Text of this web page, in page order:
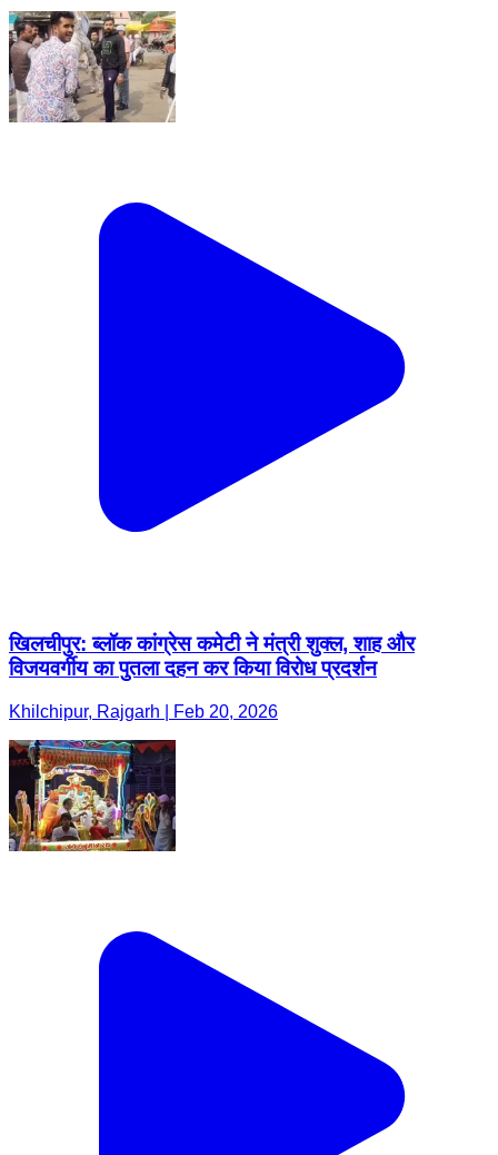
खिलचीपुर: ब्लॉक कांग्रेस कमेटी ने मंत्री शुक्ल, शाह और
विजयवर्गीय का पुतला दहन कर किया विरोध प्रदर्शन
Khilchipur, Rajgarh | Feb 20, 2026